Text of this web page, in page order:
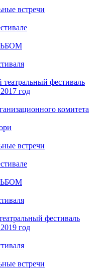
встречи
фестиваль
год
комитета
встречи
фестиваль
год
встречи